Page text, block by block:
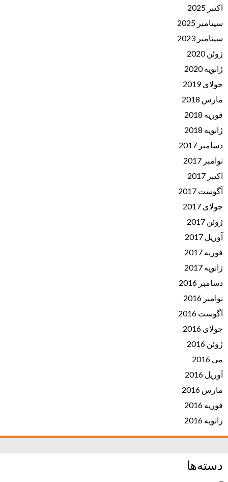
اکتبر 2025
سپتامبر 2025
سپتامبر 2023
ژوئن 2020
ژانویه 2020
جولای 2019
مارس 2018
فوریه 2018
ژانویه 2018
دسامبر 2017
نوامبر 2017
اکتبر 2017
آگوست 2017
جولای 2017
ژوئن 2017
آوریل 2017
فوریه 2017
ژانویه 2017
دسامبر 2016
نوامبر 2016
آگوست 2016
جولای 2016
ژوئن 2016
می 2016
آوریل 2016
مارس 2016
فوریه 2016
ژانویه 2016
دسته‌ها